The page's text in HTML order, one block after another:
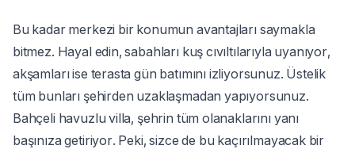
Bu kadar merkezi bir konumun avantajları saymakla
bitmez. Hayal edin, sabahları kuş cıvıltılarıyla uyanıyor,
akşamları ise terasta gün batımını izliyorsunuz. Üstelik
tüm bunları şehirden uzaklaşmadan yapıyorsunuz.
Bahçeli havuzlu villa, şehrin tüm olanaklarını yanı
başınıza getiriyor. Peki, sizce de bu kaçırılmayacak bir